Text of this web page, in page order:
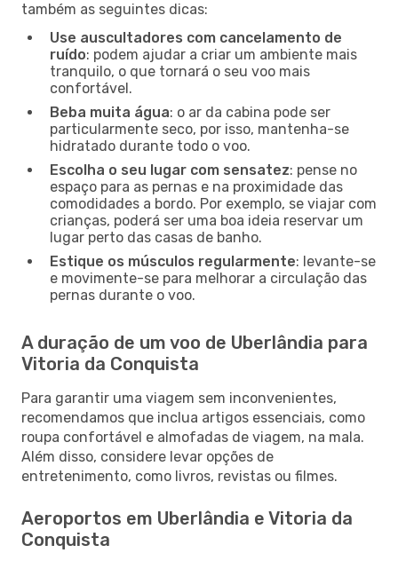
também as seguintes dicas:
Use auscultadores com cancelamento de
ruído: podem ajudar a criar um ambiente mais
tranquilo, o que tornará o seu voo mais
confortável.
Beba muita água: o ar da cabina pode ser
particularmente seco, por isso, mantenha-se
hidratado durante todo o voo.
Escolha o seu lugar com sensatez: pense no
espaço para as pernas e na proximidade das
comodidades a bordo. Por exemplo, se viajar com
crianças, poderá ser uma boa ideia reservar um
lugar perto das casas de banho.
Estique os músculos regularmente: levante-se
e movimente-se para melhorar a circulação das
pernas durante o voo.
A duração de um voo de Uberlândia para
Vitoria da Conquista
Para garantir uma viagem sem inconvenientes,
recomendamos que inclua artigos essenciais, como
roupa confortável e almofadas de viagem, na mala.
Além disso, considere levar opções de
entretenimento, como livros, revistas ou filmes.
Aeroportos em Uberlândia e Vitoria da
Conquista